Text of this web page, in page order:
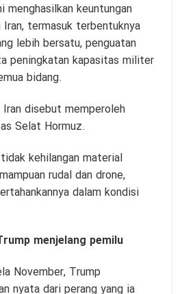
menghasilkan keuntungan
termasuk terbentuknya
lebih bersatu, penguatan
peningkatan kapasitas militer
bidang.
disebut memperoleh
Selat Hormuz.
kehilangan material
rudal dan drone,
dalam kondisi
menjelang pemilu
November, Trump
nyata dari perang yang ia